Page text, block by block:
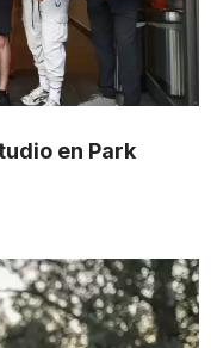
en Park